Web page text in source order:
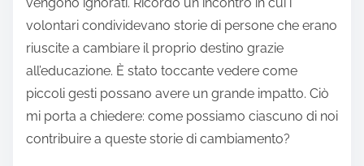
volontari condividevano storie di persone che erano
riuscite a cambiare il proprio destino grazie
all’educazione. È stato toccante vedere come
piccoli gesti possano avere un grande impatto. Ciò
mi porta a chiedere: come possiamo ciascuno di noi
contribuire a queste storie di cambiamento?